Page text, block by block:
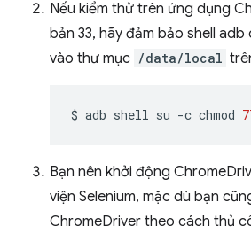
Nếu kiểm thử trên ứng dụng
bản 33, hãy đảm bảo shell
vào thư mục /data/local
$ adb shell su -c chmod
Bạn nên khởi động
viện Selenium, mặc dù bạn
ChromeDriver theo cách thủ